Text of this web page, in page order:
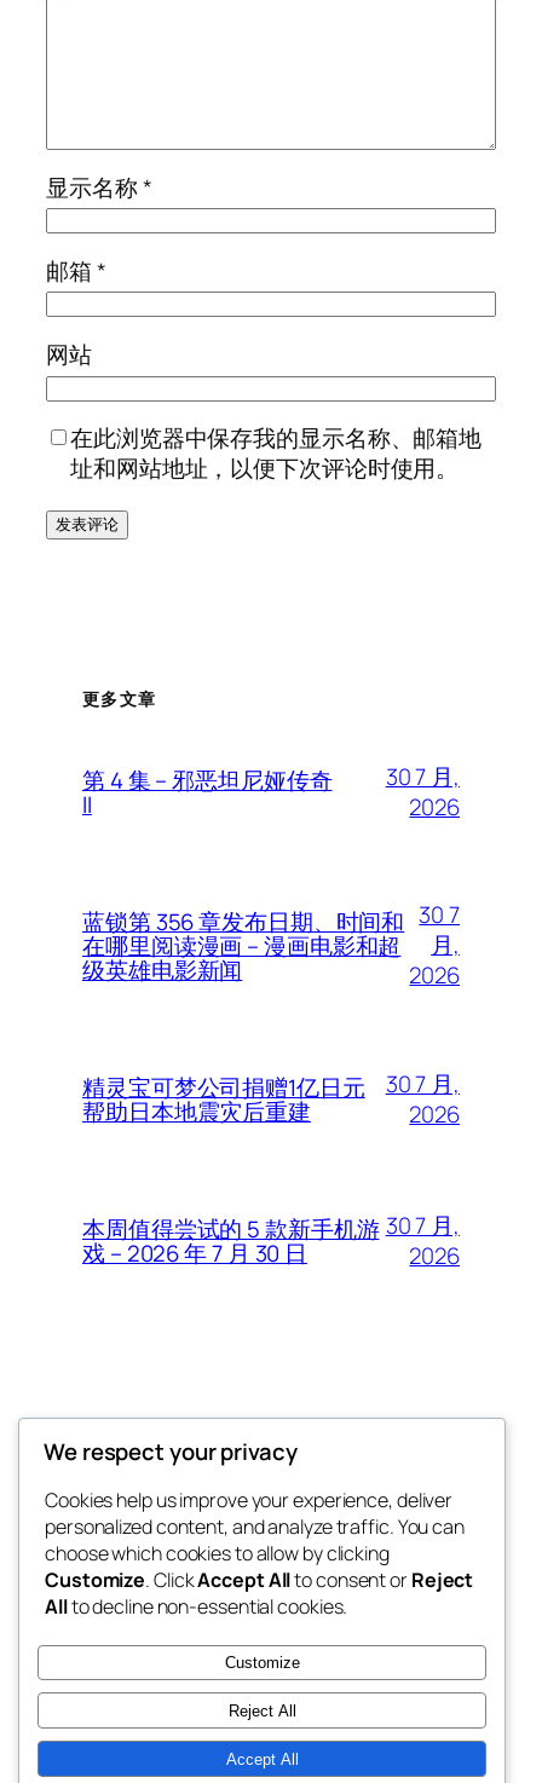
显示名称*
邮箱*
网站
在此浏览器中保存我的显示名称、邮箱地
址和网站地址，以便下次评论时使用。
更多文章
第 4 集 – 邪恶坦尼娅传奇
II
30 7 月,
2026
蓝锁第 356 章发布日期、时间和
在哪里阅读漫画 – 漫画电影和超
级英雄电影新闻
30 7
月,
2026
精灵宝可梦公司捐赠1亿日元
帮助日本地震灾后重建
30 7 月,
2026
本周值得尝试的 5 款新手机游
戏 – 2026 年 7 月 30 日
30 7 月,
2026
Thunder Feeds
你最喜欢的电子游戏和攻略杂志
博客
关于
常见问题
作者
事件
商店
样板
主题
We respect your privacy
Cookies help us improve your experience, deliver
personalized content, and analyze traffic. You can
choose which cookies to allow by clicking
Customize. ClickAccept Allto consent orReject
Allto decline non-essential cookies.
Customize
Reject All
Accept All